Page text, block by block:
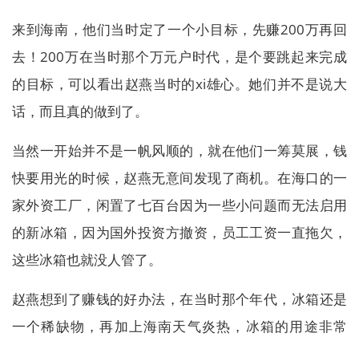
来到海南，他们当时定了一个小目标，先赚200万再回
去！200万在当时那个万元户时代，是个要跳起来完成
的目标，可以看出赵燕当时的xi雄心。她们并不是说大
话，而且真的做到了。
当然一开始并不是一帆风顺的，就在他们一筹莫展，钱
快要用光的时候，赵燕无意间发现了商机。在海口的一
家外资工厂，闲置了七百台因为一些小问题而无法启用
的新冰箱，因为国外投资方撤资，员工工资一直拖欠，
这些冰箱也就没人管了。
赵燕想到了赚钱的好办法，在当时那个年代，冰箱还是
一个稀缺物，再加上海南天气炎热，冰箱的用途非常